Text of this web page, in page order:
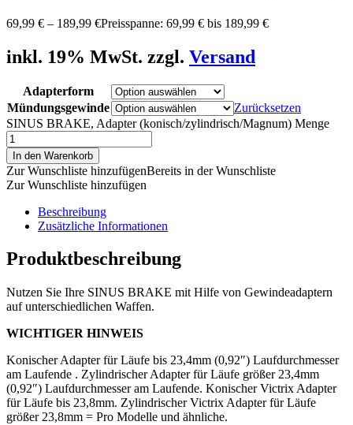
69,99 € – 189,99 €Preisspanne: 69,99 € bis 189,99 €
inkl. 19% MwSt. zzgl. Versand
Adapterform
Mündungsgewinde
Zurücksetzen
SINUS BRAKE, Adapter (konisch/zylindrisch/Magnum) Menge
In den Warenkorb
Zur Wunschliste hinzufügenBereits in der Wunschliste
Zur Wunschliste hinzufügen
Beschreibung
Zusätzliche Informationen
Produktbeschreibung
Nutzen Sie Ihre SINUS BRAKE mit Hilfe von Gewindeadaptern
auf unterschiedlichen Waffen.
WICHTIGER HINWEIS
Konischer Adapter für Läufe bis 23,4mm (0,92″) Laufdurchmesser
am Laufende . Zylindrischer Adapter für Läufe größer 23,4mm
(0,92″) Laufdurchmesser am Laufende. Konischer Victrix Adapter
für Läufe bis 23,8mm. Zylindrischer Victrix Adapter für Läufe
größer 23,8mm = Pro Modelle und ähnliche.